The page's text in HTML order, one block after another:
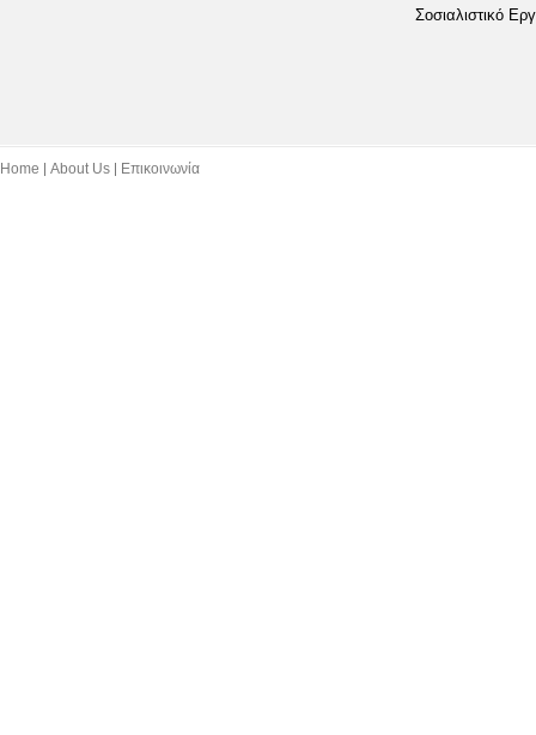
Σοσιαλιστικό
Home About Us Επικοινωνία